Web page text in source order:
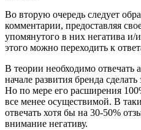
Во вторую очередь следует
комментарии, предоставляя
упомянутого в них негатива
этого можно переходить к
В теории необходимо отвечать
начале развития бренда
Но по мере его расширения
все менее осуществимой. В
отвечать хотя бы на 30-50%
внимание негативу.